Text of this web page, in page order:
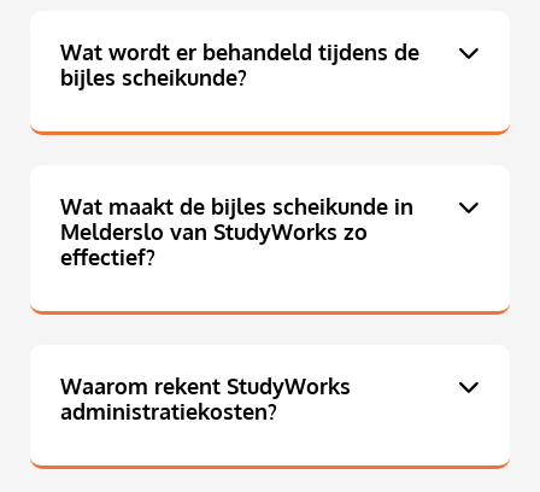
Wat wordt er behandeld tijdens de
bijles scheikunde?
Wat maakt de bijles scheikunde in
Melderslo van StudyWorks zo
effectief?
Waarom rekent StudyWorks
administratiekosten?